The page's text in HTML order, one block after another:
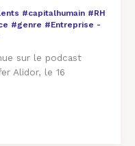
#capitalhumain #RH
#genre #Entreprise -
sur le podcast
Alidor, le 16